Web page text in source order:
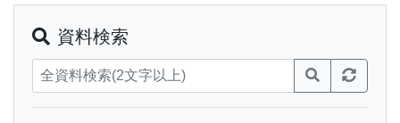
資料検索